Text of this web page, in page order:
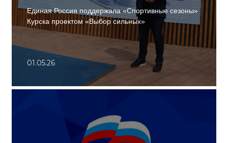
Единая Россия поддержала «Спортивные сезоны»
Курска проектом «Выбор сильных»
01.05.26